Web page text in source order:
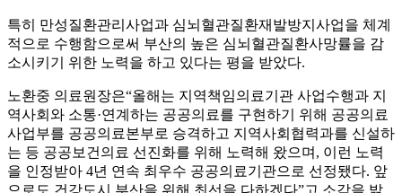
특히 만성질환관리사업과 심뇌혈관질환재발방지사업을 체계
적으로 수행함으로써 부산의 높은 심뇌혈관질환사망률을 감
소시키기 위한 노력을 하고 있다는 평을 받았다.
노환중 의료원장은“올해는 지역책임의료기관 사업수행과 지
역사회와 소통·연계하는 공공의료를 구현하기 위해 공공의료
사업부를 공공의료본부로 승격하고 지역사회협력과를 신설하
는 등 공공보건의료 선진화를 위해 노력해 왔으며, 이런 노력
을 인정받아 4년 연속 최우수 공공의료기관으로 선정됐다. 앞
으로도 건강도시 부산을 위해 최선을 다하겠다”고 소감을 밝